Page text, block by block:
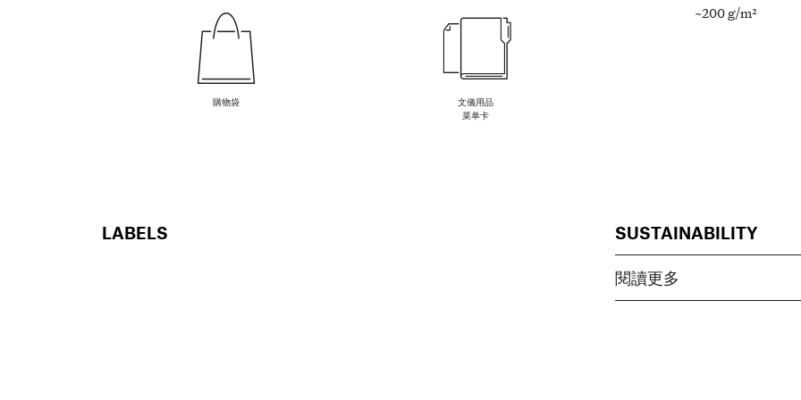
購物袋
文儀用品
菜单卡
~200 g/m²
LABELS SUSTAINABILITY
閱讀更多